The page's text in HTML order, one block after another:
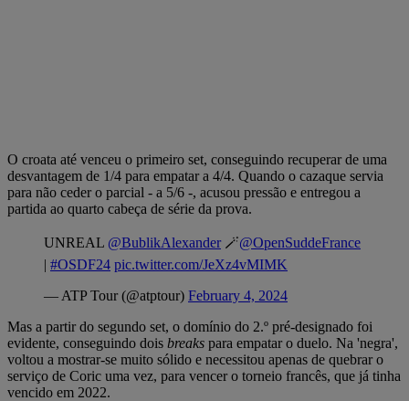
O croata até venceu o primeiro set, conseguindo recuperar de uma
desvantagem de 1/4 para empatar a 4/4. Quando o cazaque servia
para não ceder o parcial - a 5/6 -, acusou pressão e entregou a
partida ao quarto cabeça de série da prova.
UNREAL @BublikAlexander🪄@OpenSuddeFrance
| #OSDF24 pic.twitter.com/JeXz4vMIMK
— ATP Tour (@atptour) February 4, 2024
Mas a partir do segundo set, o domínio do 2.º pré-designado foi
evidente, conseguindo dois breaks para empatar o duelo. Na 'negra',
voltou a mostrar-se muito sólido e necessitou apenas de quebrar o
serviço de Coric uma vez, para vencer o torneio francês, que já tinha
vencido em 2022.